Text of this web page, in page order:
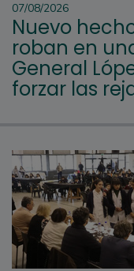
07/08/2026
Nuevo
roban en
General
forzar las